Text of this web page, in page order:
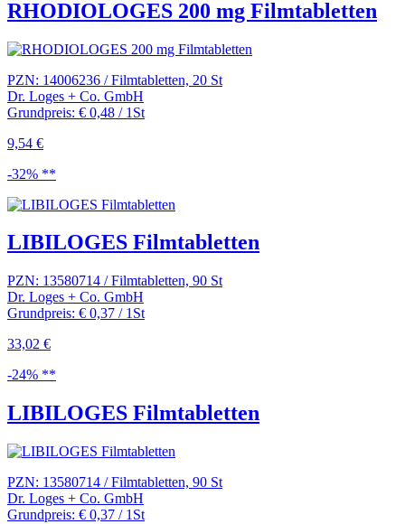
RHODIOLOGES 200 mg Filmtabletten
PZN: 14006236 / Filmtabletten, 20 St
Dr. Loges + Co. GmbH
Grundpreis: € 0,48 / 1St
9,54 €
-32% **
LIBILOGES Filmtabletten
PZN: 13580714 / Filmtabletten, 90 St
Dr. Loges + Co. GmbH
Grundpreis: € 0,37 / 1St
33,02 €
-24% **
LIBILOGES Filmtabletten
PZN: 13580714 / Filmtabletten, 90 St
Dr. Loges + Co. GmbH
Grundpreis: € 0,37 / 1St